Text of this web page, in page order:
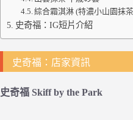
綜合霜淇淋 (特濃小山園抹
史奇福：IG短片介紹
史奇福：店家資訊
史奇福 Skiff by the Park